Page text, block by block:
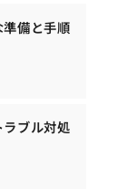
備と手順
ブル対処